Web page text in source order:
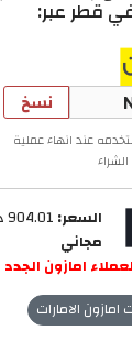
قطر عبر:
نسخ
عند انهاء عملية
الشراء
السعر:
مجاني
الامارات